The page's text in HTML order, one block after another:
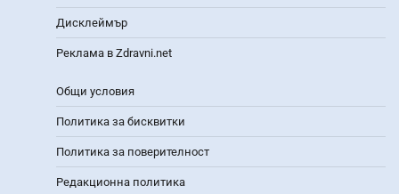
Дисклеймър
Реклама в Zdravni.net
Общи условия
Политика за бисквитки
Политика за поверителност
Редакционна политика